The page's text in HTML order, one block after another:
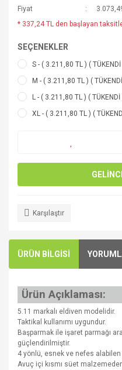
Fiyat
* 337,24 TL den başlayan
SEÇENEKLER
S - ( 3.211,80 TL ) ( TÜKENDİ
M - ( 3.211,80 TL ) (
L - ( 3.211,80 TL ) ( TÜKENDİ
XL - ( 3.211,80 TL ) (
Karşılaştır
ÜRÜN BİLGİSİ
Ürün Açıklaması:
5.11 markalı eldiven modelidir.
Taktikal kullanımı uygundur.
Başparmak ile işaret parmağı
güçlendirilmiştir.
4 yönlü, esnek ve nefes alabilen
Avuç içi kısmı süet